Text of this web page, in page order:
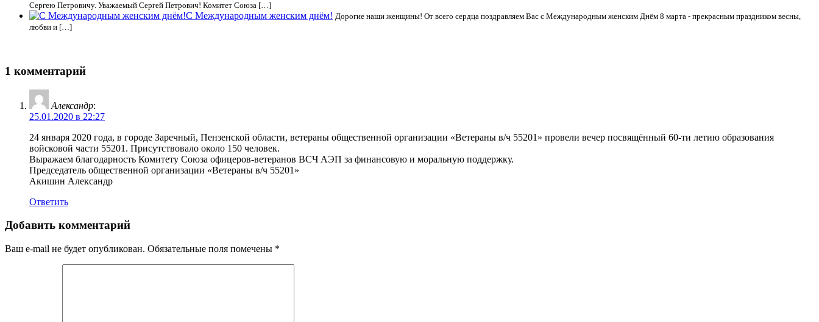
Сергею Петровичу. Уважаемый Сергей Петрович! Комитет Союза […]
С Международным женским днём! Дорогие наши женщины! От всего сердца поздравляем Вас с Международным женским Днём 8 марта - прекрасным праздником весны,
любви и […]
1 комментарий
Александр:
25.01.2020 в 22:27
24 января 2020 года, в городе Заречный, Пензенской области, ветераны общественной организации «Ветераны в/ч 55201» провели вечер посвящённый 60-ти летию образования
войсковой части 55201. Присутствовало около 150 человек.
Выражаем благодарность Комитету Союза офицеров-ветеранов ВСЧ АЭП за финансовую и моральную поддержку.
Председатель общественной организации «Ветераны в/ч 55201»
Акишин Александр
Ответить
Добавить комментарий
Ваш e-mail не будет опубликован. Обязательные поля помечены *